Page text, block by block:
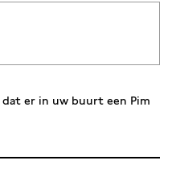
er in uw buurt een Pim